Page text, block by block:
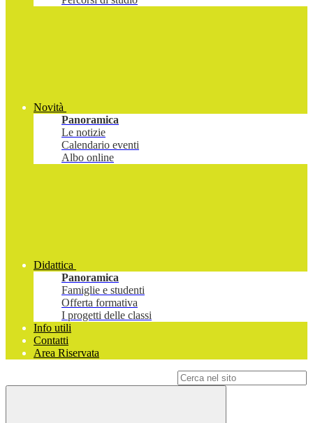
Novità
Panoramica
Le notizie
Calendario eventi
Albo online
Didattica
Panoramica
Famiglie e studenti
Offerta formativa
I progetti delle classi
Info utili
Contatti
Area Riservata